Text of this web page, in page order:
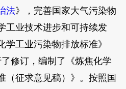
法》，完善国家大气污染物
工业技术进步和可持续发
学工业污染物排放标准》
了修订，编制了《炼焦化学
（征求意见稿）》。按照国